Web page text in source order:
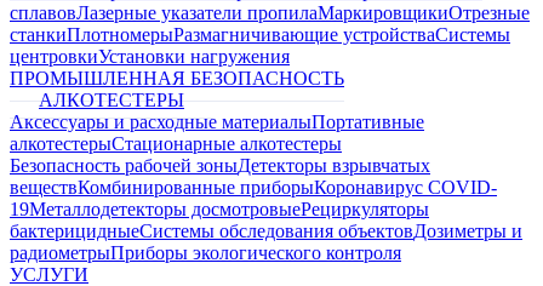
сплавовЛазерные указатели пропилаМаркировщикиОтрезные
станкиПлотномерыРазмагничивающие устройстваСистемы
центровкиУстановки нагружения
ПРОМЫШЛЕННАЯ БЕЗОПАСНОСТЬ
АЛКОТЕСТЕРЫ
Аксессуары и расходные материалыПортативные
алкотестерыСтационарные алкотестеры
Безопасность рабочей зоныДетекторы взрывчатых
веществКомбинированные приборыКоронавирус COVID-
19Металлодетекторы досмотровыеРециркуляторы
бактерицидныеСистемы обследования объектовДозиметры и
радиометрыПриборы экологического контроля
УСЛУГИ